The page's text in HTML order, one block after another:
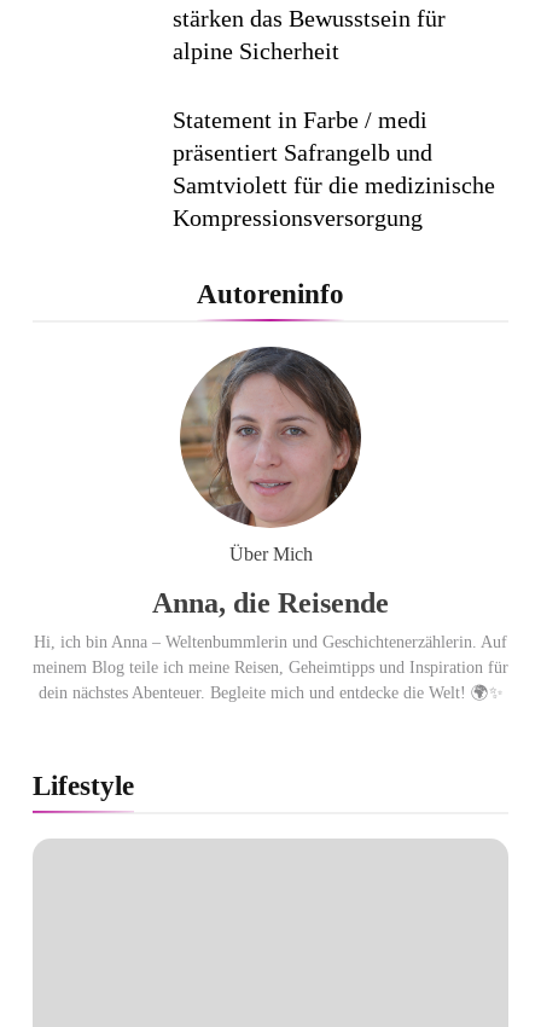
stärken das Bewusstsein für
alpine Sicherheit
Statement in Farbe / medi
präsentiert Safrangelb und
Samtviolett für die medizinische
Kompressionsversorgung
PEPE JEANS LONDON AW26
Flachste mechanische
Weltzeituhr gewinnt Red Dot:
Best of the Best 2026 / NOMOS
Glashütte erzielt 94 von 100
Punkten.
Autoreninfo
Über Mich
Anna, die Reisende
Hi, ich bin Anna – Weltenbummlerin und Geschichtenerzählerin. Auf
meinem Blog teile ich meine Reisen, Geheimtipps und Inspiration für
dein nächstes Abenteuer. Begleite mich und entdecke die Welt! 🌍✨
Lifestyle